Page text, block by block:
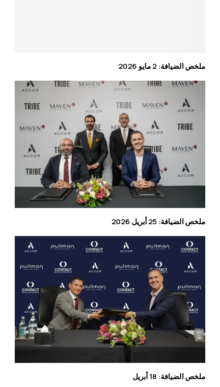
ملخص الضيافة: 2 مايو 2026
ملخص الضيافة: 25 أبريل 2026
ملخص الضيافة: 18 أبريل